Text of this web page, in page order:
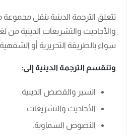
تتعلق الترجمة الدينية بنقل
والأحاديث والتشريعات الدينية من
سواء بالطريقة التحريرية أو
وتنقسم الترجمة الدينية إلى:
السير والقصص الدينية.
الأحاديث والتشريعات.
النصوص السماوية.